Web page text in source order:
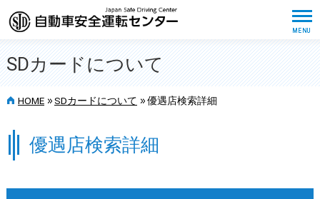
SDカードについて
HOME >> SDカードについて >> 優遇店検索詳細
優遇店検索詳細